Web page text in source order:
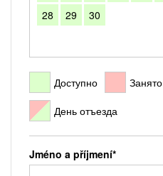
28
29 30
Доступно Занято
День отъезда
Jméno a příjmení*